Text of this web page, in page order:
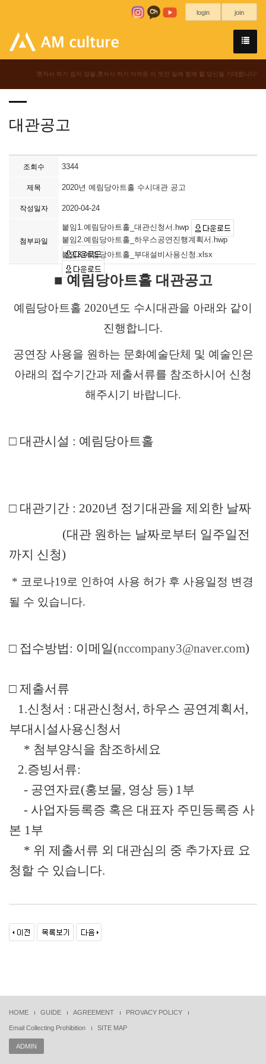
login join
'혼자서 하기 쉽지 않을,혼자서 하기 아까운 이 멋진 일에 함께 할 당신을 기대합니다'
대관공고
조회수 3344
제목 2020년 예림당아트홀 수시대관 공고
작성일자 2020-04-24
첨부파일
붙임1.예림당아트홀_대관신청서.hwp
붙임2.예림당아트홀_하우스공연진행계획서.hwp
붙임3.예림당아트홀_부대설비사용신청.xlsx
■ 예림당아트홀 대관공고
예림당아트홀 2020년도 수시대관을 아래와 같이
진행합니다.
공연장 사용을 원하는 문화예술단체 및 예술인은
아래의 접수기간과 제출서류를 참조하시어 신청
해주시기 바랍니다.
□ 대관시설 : 예림당아트홀
□ 대관기간 : 2020년 정기대관을 제외한 날짜
(대관 원하는 날짜로부터 일주일전
까지 신청)
* 코로나19로 인하여 사용 허가 후 사용일정 변경
될 수 있습니다.
□ 접수방법: 이메일(nccompany3@naver.com)
□ 제출서류
1.신청서 : 대관신청서, 하우스 공연계획서,
부대시설사용신청서
* 첨부양식을 참조하세요
2.증빙서류:
- 공연자료(홍보물, 영상 등) 1부
- 사업자등록증 혹은 대표자 주민등록증 사
본 1부
* 위 제출서류 외 대관심의 중 추가자료 요
청할 수 있습니다.
HOME GUIDE AGREEMENT PROVACY POLICY
Email Collecting Prohibition SITE MAP
ADMIN